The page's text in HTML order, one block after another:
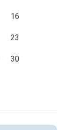
16
23
30